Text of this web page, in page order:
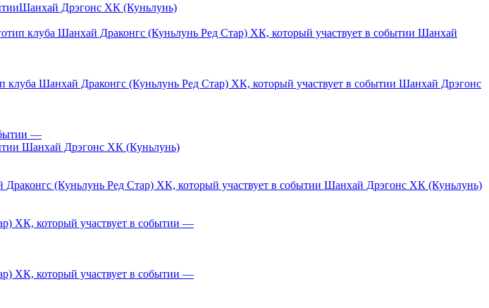
Шанхай Дрэгонс ХК (Куньлунь)
Шанхай
Шанхай Дрэгонс
—
Шанхай Дрэгонс ХК (Куньлунь)
Шанхай Дрэгонс ХК (Куньлунь)
—
—